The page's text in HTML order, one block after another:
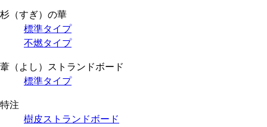
杉（すぎ）の華
標準タイプ
不燃タイプ
葦（よし）ストランドボード
標準タイプ
特注
樹皮ストランドボード